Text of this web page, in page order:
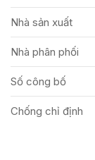
Nhà sản xuất
Nhà phân phối
Số công bố
Chống chỉ định